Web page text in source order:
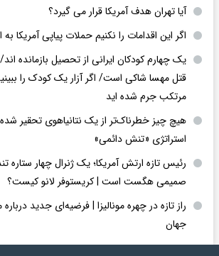
آیا تهران هدف آمریکا قرار می گیرد؟
اگر این اقدامات را نکنیم حملات پیاپی آمریکا
یک چهارم کودکان ایرانی از تحصیل بازمانده
قتل مهسا شاکی است/ اگر آزار یک کودک را
مرتکب جرم شده اید
هیچ چیز خطرناک‌تر از یک نتانیاهوی تحقیر
استراتژی «تنش دائمی»
رئیس تازه ارتش آمریکا؛ یک ژنرال چهار ستاره
صمیمی هگست است | کریستوفر لانو کیست؟
راز تازه در چهره مونالیزا | فرضیه‌ای جدید
جهان